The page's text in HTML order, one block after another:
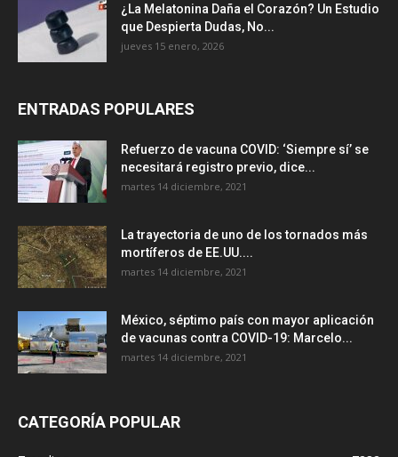
¿La Melatonina Daña el Corazón? Un Estudio
que Despierta Dudas, No...
jueves 15 enero, 2026
ENTRADAS POPULARES
Refuerzo de vacuna COVID: ‘Siempre sí’ se
necesitará registro previo, dice...
martes 14 diciembre, 2021
La trayectoria de uno de los tornados más
mortíferos de EE.UU....
martes 14 diciembre, 2021
México, séptimo país con mayor aplicación
de vacunas contra COVID-19: Marcelo...
martes 14 diciembre, 2021
CATEGORÍA POPULAR